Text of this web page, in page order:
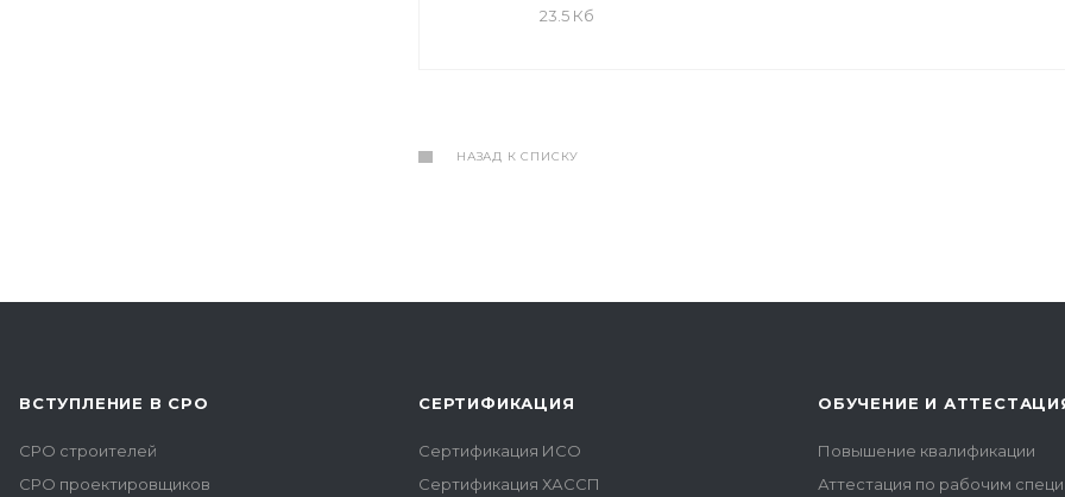
23.5 Кб
НАЗАД К СПИСКУ
ВСТУПЛЕНИЕ В СРО
СРО строителей
СРО проектировщиков
СЕРТИФИКАЦИЯ
Сертификация ИСО
Сертификация ХАССП
ОБУЧЕНИЕ И
Повышение квалификации
Аттестация по рабочим